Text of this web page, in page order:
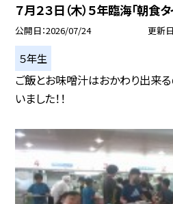
７月２３日（木）５年臨海「朝食
公開日 2026/07/24 更新日
５年生
ご飯とお味噌汁はおかわり出来る
いました！！